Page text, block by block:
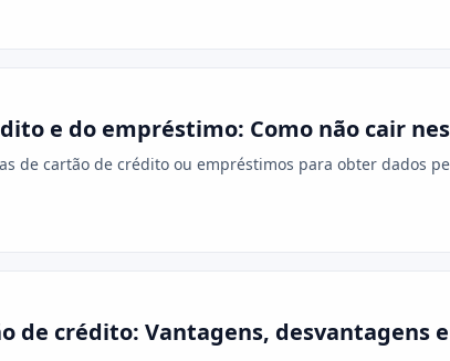
e do empréstimo: Como não cair
de cartão de crédito ou empréstimos para obter dados
de crédito: Vantagens, desvantagens